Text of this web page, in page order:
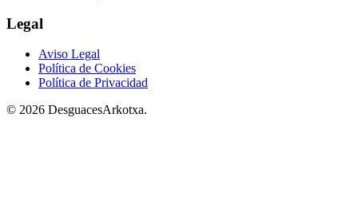
Legal
Aviso Legal
Política de Cookies
Política de Privacidad
© 2026 DesguacesArkotxa.